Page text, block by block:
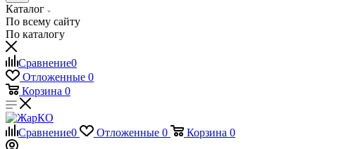
Каталог
По всему сайту
По каталогу
Сравнение0
Отложенные 0
Корзина 0
Сравнение0 Отложенные 0 Корзина 0